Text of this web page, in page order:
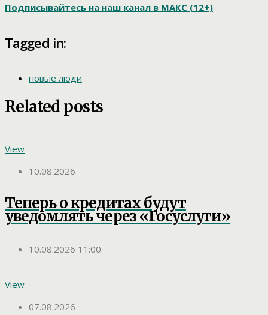
Подписывайтесь на наш канал в МАКС (12+)
Tagged in:
новые люди
Related posts
View
10.08.2026
Теперь о кредитах будут
уведомлять через «Госуслуги»
10.08.2026 11:00
View
07.08.2026